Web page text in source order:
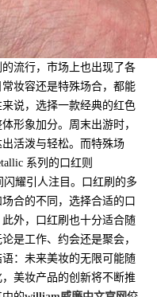
流行，市场上也出现了各
妆容还是特殊场合，都能
说，选择一款经典的红色
形象加分。周末出游时，
活泼与轻松。而特殊场
系列的口红则
闪耀引人注目。口红刷的多
合的不同，选择合适的口
外，口红刷也十分适合随
是工作、约会还是聚会，
：未来美妆的无限可能随
美妆产品的创新将不断推